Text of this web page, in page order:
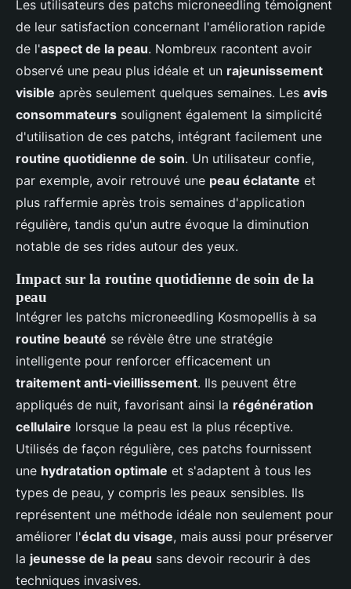
Les utilisateurs des patchs microneedling témoignent
de leur satisfaction concernant l'amélioration rapide
de l'aspect de la peau. Nombreux racontent avoir
observé une peau plus idéale et un rajeunissement
visible après seulement quelques semaines. Les avis
consommateurs soulignent également la simplicité
d'utilisation de ces patchs, intégrant facilement une
routine quotidienne de soin. Un utilisateur confie,
par exemple, avoir retrouvé une peau éclatante et
plus raffermie après trois semaines d'application
régulière, tandis qu'un autre évoque la diminution
notable de ses rides autour des yeux.
Impact sur la routine quotidienne de soin de la
peau
Intégrer les patchs microneedling Kosmopellis à sa
routine beauté se révèle être une stratégie
intelligente pour renforcer efficacement un
traitement anti-vieillissement. Ils peuvent être
appliqués de nuit, favorisant ainsi la régénération
cellulaire lorsque la peau est la plus réceptive.
Utilisés de façon régulière, ces patchs fournissent
une hydratation optimale et s'adaptent à tous les
types de peau, y compris les peaux sensibles. Ils
représentent une méthode idéale non seulement pour
améliorer l'éclat du visage, mais aussi pour préserver
la jeunesse de la peau sans devoir recourir à des
techniques invasives.